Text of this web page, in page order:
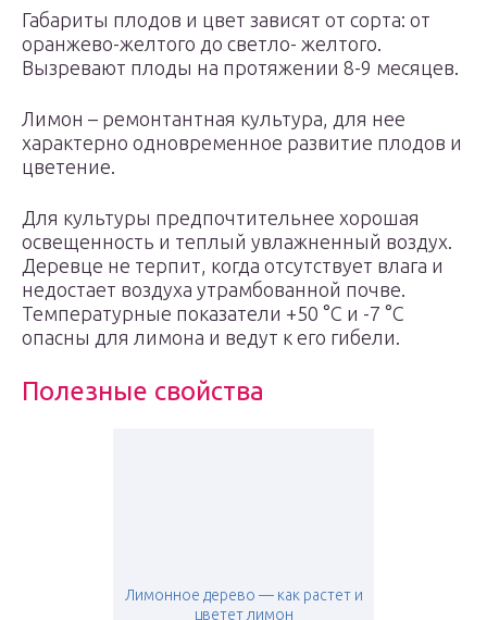
Габариты плодов и цвет зависят от сорта: от
оранжево-желтого до светло- желтого.
Вызревают плоды на протяжении 8-9 месяцев.
Лимон – ремонтантная культура, для нее
характерно одновременное развитие плодов и
цветение.
Для культуры предпочтительнее хорошая
освещенность и теплый увлажненный воздух.
Деревце не терпит, когда отсутствует влага и
недостает воздуха утрамбованной почве.
Температурные показатели +50 °C и -7 °C
опасны для лимона и ведут к его гибели.
Полезные свойства
Лимонное дерево — как растет и
цветет лимон